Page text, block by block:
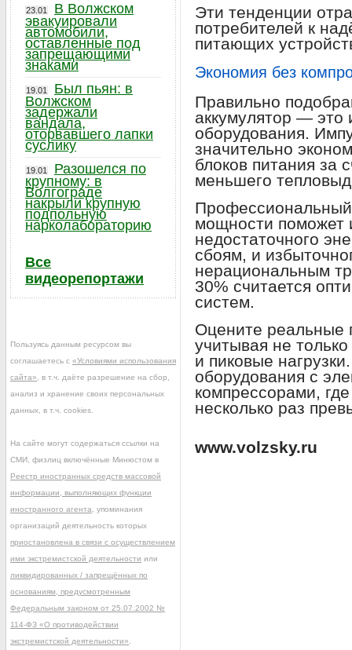
Эти тенденции
потребителей к
питающих
Экономия без
Правильно
аккумулятор — это
оборудования.
значительно
блоков питания за
меньшего
мощности поможет
недостаточного
сбоям, и
нерациональным
30% считается
систем.
Оцените реальные
учитывая не
и пиковые
оборудования с
компрессорами,
несколько раз
www.volzsky.ru
23.01
В Волжском
эвакуировали
автомобили,
оставленные под
запрещающими
знаками
19.01
Был пьян: в
Волжском
задержали
вандала,
оторвавшего лапки
суслику
19.01
Разошелся по
крупному: в
Волгограде
накрыли крупную
подпольную
нарколабораторию
Все
видеорепортажи
Пользуясь данным ресурсом вы
соглашаетесь с «Условиями использования
сайта» , в т.ч. даёте разрешение на сбор,
анализ и хранение своих персональных
данных, в т.ч. cookies.
На сайте могут содержаться ссылки на
СМИ, физлиц включённые Минюстом в
Реестр иностранных средств массовой
информации, выполняющих функции
иностранного агента , упоминания
организаций деятельность которых
приостановлена в связи с осуществлением
ими экстремистской деятельности или
ликвидированных / запрещённых по
основаниям, предусмотренным
Федеральным законом от 25.07.2002 №
114-ФЗ «О противодействии
экстремистской деятельности»